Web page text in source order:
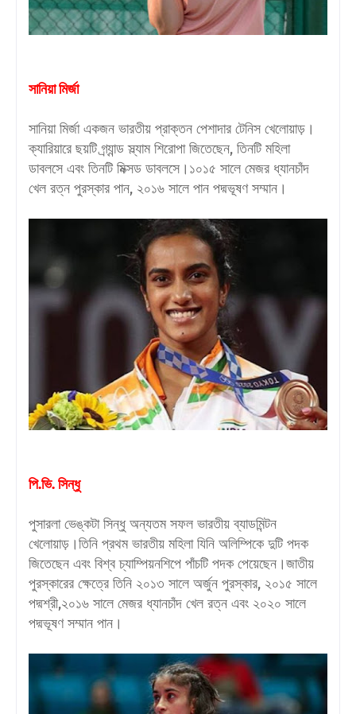
সানিয়া মির্জা
সানিয়া মির্জা একজন ভারতীয় প্রাক্তন পেশাদার টেনিস খেলোয়াড়।
ক্যারিয়ারে ছয়টি গ্র্যান্ড স্ল্যাম শিরোপা জিতেছেন, তিনটি মহিলা
ডাবলসে এবং তিনটি মিক্সড ডাবলসে।১০১৫ সালে মেজর ধ্যানচাঁদ
খেল রত্ন পুরস্কার পান, ২০১৬ সালে পান পদ্মভূষণ সম্মান।
পি.ভি. সিন্ধু
পুসারলা ভেঙ্কটা সিন্ধু অন্যতম সফল ভারতীয় ব্যাডমিন্টন
খেলোয়াড়।তিনি প্রথম ভারতীয় মহিলা যিনি অলিম্পিকে দুটি পদক
জিতেছেন এবং বিশ্ব চ্যাম্পিয়নশিপে পাঁচটি পদক পেয়েছেন।জাতীয়
পুরস্কারের ক্ষেত্রে তিনি ২০১৩ সালে অর্জুন পুরস্কার, ২০১৫ সালে
পদ্মশ্রী,২০১৬ সালে মেজর ধ্যানচাঁদ খেল রত্ন এবং ২০২০ সালে
পদ্মভূষণ সম্মান পান।